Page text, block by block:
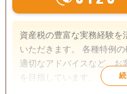
資産税の豊富な実務経験を
いただきます。 各種特例
適切なアドバイスなど、お
を目指しています。